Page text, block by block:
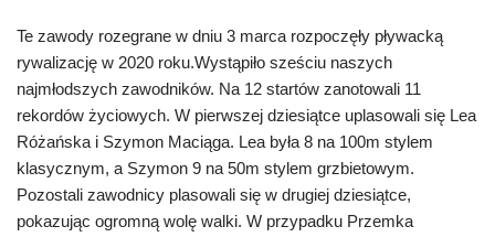
Te zawody rozegrane w dniu 3 marca rozpoczęły pływacką
rywalizację w 2020 roku.Wystąpiło sześciu naszych
najmłodszych zawodników. Na 12 startów zanotowali 11
rekordów życiowych. W pierwszej dziesiątce uplasowali się Lea
Różańska i Szymon Maciąga. Lea była 8 na 100m stylem
klasycznym, a Szymon 9 na 50m stylem grzbietowym.
Pozostali zawodnicy plasowali się w drugiej dziesiątce,
pokazując ogromną wolę walki. W przypadku Przemka